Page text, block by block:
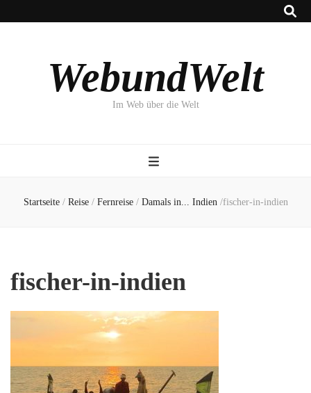
WebundWelt
Im Web über die Welt
Startseite / Reise / Fernreise / Damals in... Indien /fischer-in-indien
fischer-in-indien